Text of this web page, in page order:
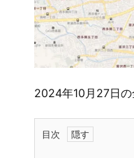
2024年10月27日の
目次